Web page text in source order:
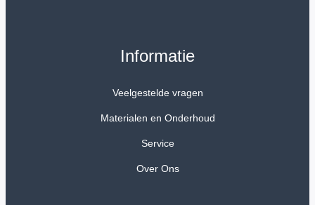
Informatie
Veelgestelde vragen
Materialen en Onderhoud
Service
Over Ons